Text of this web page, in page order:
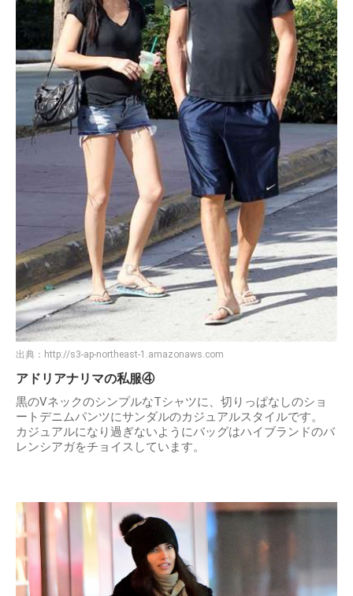
出典： http://s3-ap-northeast-1.amazonaws.com
アドリアナリマの私服④
黒のVネックのシンプルなTシャツに、切りっぱなしのショ
ートデニムパンツにサンダルのカジュアルスタイルです。
カジュアルになり過ぎないようにバッグはハイブランドのバ
レンシアガをチョイスしています。